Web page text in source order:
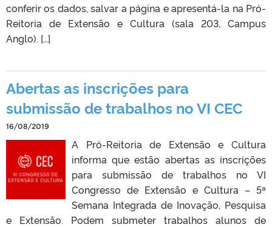
conferir os dados, salvar a página e apresentá-la na Pró-
Reitoria de Extensão e Cultura (sala 203, Campus
Anglo). […]
Abertas as inscrições para
submissão de trabalhos no VI CEC
16/08/2019
A Pró-Reitoria de Extensão e Cultura
informa que estão abertas as inscrições
para submissão de trabalhos no VI
Congresso de Extensão e Cultura – 5ª
Semana Integrada de Inovação, Pesquisa
e Extensão. Podem submeter trabalhos alunos de